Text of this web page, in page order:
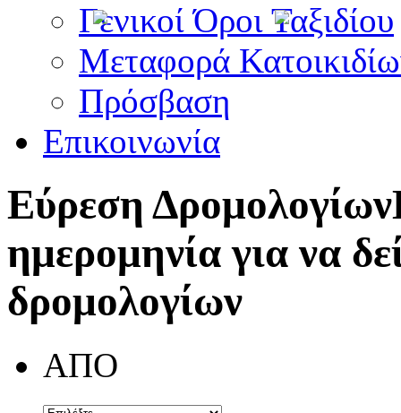
Γενικοί Όροι Ταξιδίου
Μεταφορά
Πρόσβαση
Επικοινωνία
Εύρεση Δρομολογίων
ημερομηνία για να
δρομολογίων
ΑΠΟ